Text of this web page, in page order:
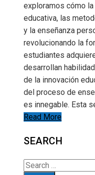
exploramos cómo
educativa, las
y la enseñanza
revolucionando la
estudiantes
desarrollan
de la innovación
del proceso de
es innegable. Esta
Read More
SEARCH
Search